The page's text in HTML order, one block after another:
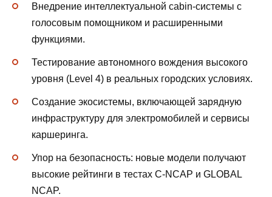
Внедрение интеллектуальной cabin-системы с
голосовым помощником и расширенными
функциями.
Тестирование автономного вождения высокого
уровня (Level 4) в реальных городских условиях.
Создание экосистемы, включающей зарядную
инфраструктуру для электромобилей и сервисы
каршеринга.
Упор на безопасность: новые модели получают
высокие рейтинги в тестах C-NCAP и GLOBAL
NCAP.